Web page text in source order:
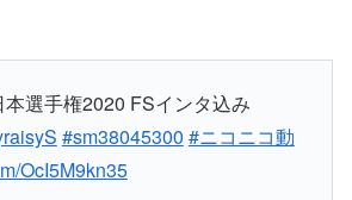
選手権2020 FSインタ込み
#sm38045300 #ニコニコ動
OcI5M9kn35